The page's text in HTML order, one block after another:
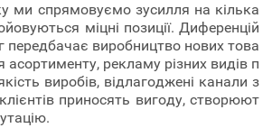
ми спрямовуємо зусилля на кілька
міцні позиції. Диференцій
передбачає виробництво нових това
асортименту, рекламу різних видів п
виробів, відлагоджені канали з
клієнтів приносять вигоду, створюют